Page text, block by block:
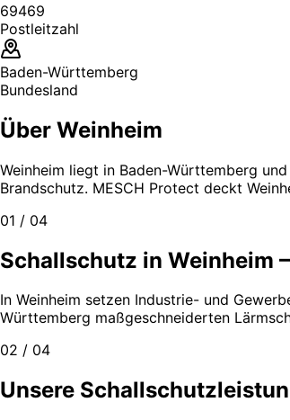
69469
Postleitzahl
Baden-Württemberg
Bundesland
Über Weinheim
Weinheim liegt in Baden-Württemberg
Brandschutz. MESCH Protect deckt
01 / 04
Schallschutz in Weinheim
In Weinheim setzen Industrie- und
Württemberg maßgeschneiderten
02 / 04
Unsere